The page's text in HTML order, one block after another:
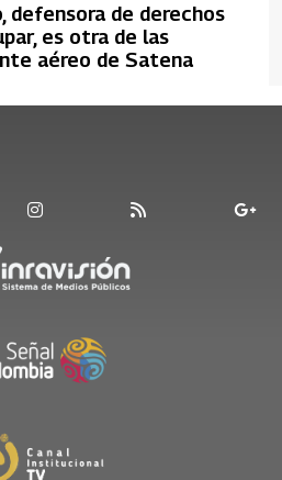
defensora de derechos
es otra de las
aéreo de Satena